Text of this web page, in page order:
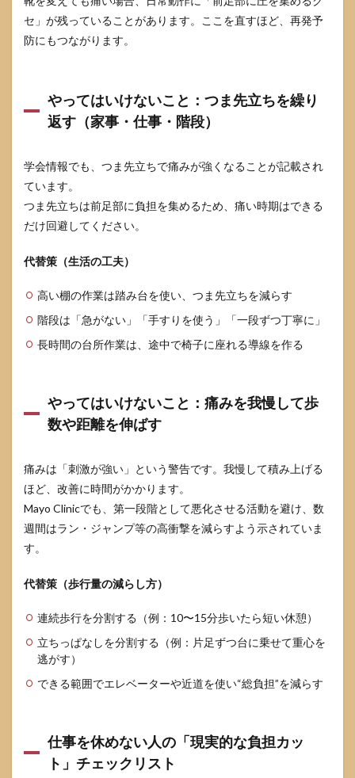
モー
トン
病で
7.1
自然
とは
ます
か？
7.2
する
何科
です
か？
伝え
か？
7.3
ソー
ルで
も大
丈夫
です
どの
いで
なら
なけ
再受
か？
セ」が残っていることがあります。ここを直すほど、再発予
防にもつながります。
やってはいけないこと：つま先立ちを繰り
返す（家事・仕事・階段）
学会情報でも、つま先立ちで痛みが強くなることが記載され
ています。
つま先立ちは前足部に負担を集めるため、痛い時期はできる
だけ回避してください。
代替策（生活の工夫）
高い棚の作業は踏み台を使い、つま先立ちを減らす
階段は「急がない」「手すりを使う」「一段ずつ丁寧に」
長時間の台所作業は、途中で椅子に座れる導線を作る
やってはいけないこと：痛みを我慢して歩
数や距離を伸ばす
痛みは「刺激が強い」という警告です。我慢して積み上げる
ほど、改善に時間がかかります。
Mayo Clinicでも、第一段階として悪化させる活動を避け、数
週間はラン・ジャンプ等の高衝撃を減らすよう示されていま
す。
代替策（歩行量の減らし方）
連続歩行を分割する（例：10〜15分歩いたら短い休憩）
立ちっぱなしを分割する（例：片足ずつ台に乗せて重心を
逃がす）
できる範囲でエレベーターや近道を使い“総負担”を減らす
仕事を休めない人の「現実的な負担カッ
ト」チェックリスト